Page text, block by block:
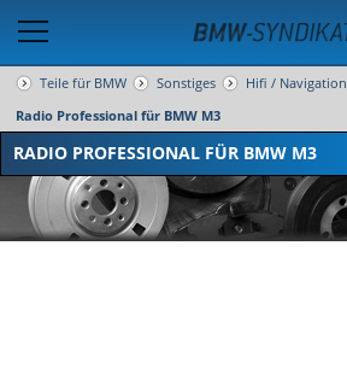
Teile für BMW Sonstiges
Hifi / Navigation
Radio Professional für BMW M3
RADIO PROFESSIONAL FÜR BMW M3